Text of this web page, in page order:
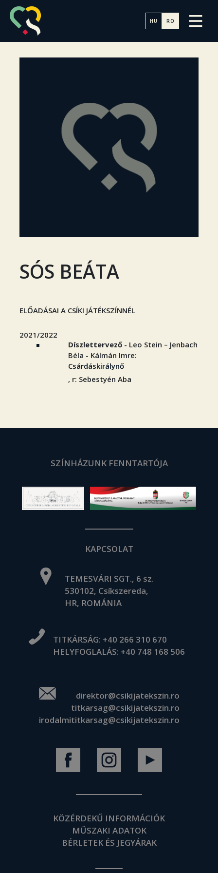
HU RO
SÓS BEÁTA
ELŐADÁSAI A CSÍKI JÁTÉKSZÍNNÉL
2021/2022
Díszlettervező - Leo Stein – Jenbach
Béla - Kálmán Imre:
Csárdáskirálynő
, r: Sebestyén Aba
SZÍNHÁZUNK FENNTARTÓJA
KAPCSOLAT
TEMESVÁRI SGT., 6 sz.
530102, Csíkszereda,
HR, ROMÁNIA
TITKÁRSÁG: +40 266 310 670
HELYFOGLALÁS: +40 748 168 506
direktor@csikijatekszin.ro
titkarsag@csikijatekszin.ro
irodalmititkarsag@csikijatekszin.ro
KÖZÉRDEKŰ INFORMÁCIÓK
MŰSZAKI ADATOK
BÉRLETEK ÉS JEGYÁRAK